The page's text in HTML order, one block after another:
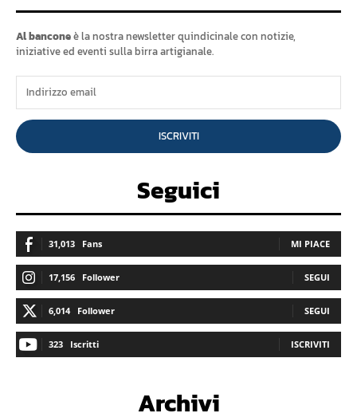
Al banconeè la nostra newsletter quindicinale con notizie,
iniziative ed eventi sulla birra artigianale.
ISCRIVITI
Seguici
31,013 Fans MI PIACE
17,156 Follower SEGUI
6,014 Follower SEGUI
323 Iscritti ISCRIVITI
Archivi